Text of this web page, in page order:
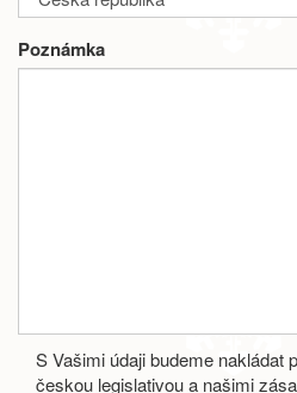
Poznámka
S Vašimi údaji budeme nakládat
českou legislativou a našimi